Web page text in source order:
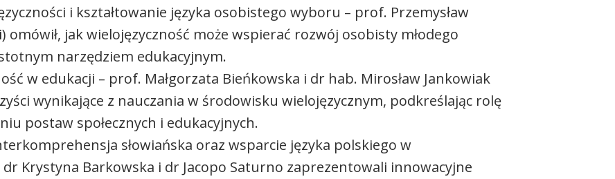
i kształtowanie języka osobistego wyboru – prof. Przemysław
omówił, jak wielojęzyczność może wspierać rozwój osobisty młodego
narzędziem edukacyjnym.
w edukacji – prof. Małgorzata Bieńkowska i dr hab. Mirosław Jankowiak
wynikające z nauczania w środowisku wielojęzycznym, podkreślając rolę
postaw społecznych i edukacyjnych.
słowiańska oraz wsparcie języka polskiego w
Krystyna Barkowska i dr Jacopo Saturno zaprezentowali innowacyjne